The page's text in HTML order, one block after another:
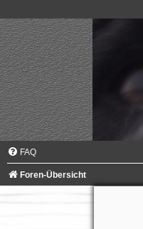
FAQ
Foren-Übersicht